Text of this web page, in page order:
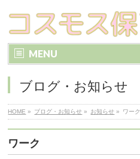
MENU
ブログ・お知らせ
HOME » ブログ・お知らせ » お知らせ » ワーク
ワーク